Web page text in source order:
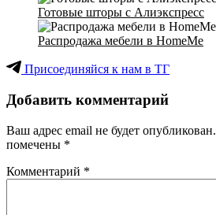
Готовые шторы с Алиэкспресс
Распродажа мебели в HomeMe
Присоединяйся к нам в ТГ
Добавить комментарий
Ваш адрес email не будет опубликован.
помечены *
Комментарий *